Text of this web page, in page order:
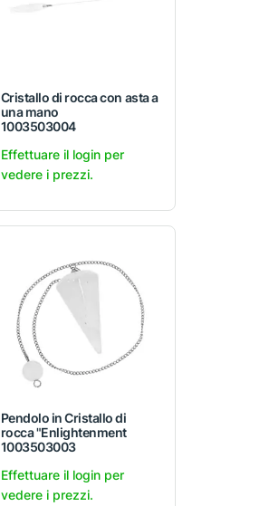
Cristallo di rocca con asta a
una mano
1003503004
Effettuare il login per
vedere i prezzi.
Pendolo in Cristallo di
rocca "Enlightenment
1003503003
Effettuare il login per
vedere i prezzi.